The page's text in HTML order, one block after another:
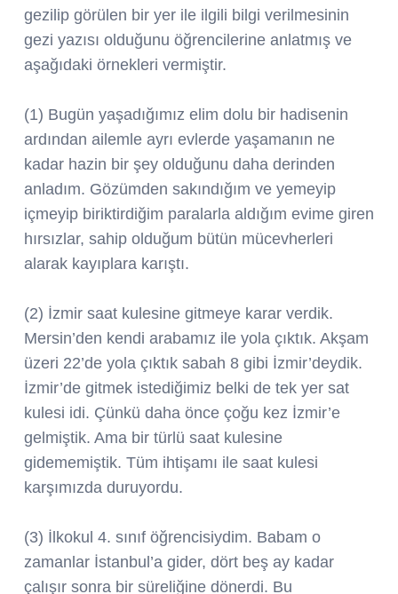
gezilip görülen bir yer ile ilgili bilgi verilmesinin
gezi yazısı olduğunu öğrencilerine anlatmış ve
aşağıdaki örnekleri vermiştir.
(1) Bugün yaşadığımız elim dolu bir hadisenin
ardından ailemle ayrı evlerde yaşamanın ne
kadar hazin bir şey olduğunu daha derinden
anladım. Gözümden sakındığım ve yemeyip
içmeyip biriktirdiğim paralarla aldığım evime giren
hırsızlar, sahip olduğum bütün mücevherleri
alarak kayıplara karıştı.
(2) İzmir saat kulesine gitmeye karar verdik.
Mersin’den kendi arabamız ile yola çıktık. Akşam
üzeri 22’de yola çıktık sabah 8 gibi İzmir’deydik.
İzmir’de gitmek istediğimiz belki de tek yer sat
kulesi idi. Çünkü daha önce çoğu kez İzmir’e
gelmiştik. Ama bir türlü saat kulesine
gidememiştik. Tüm ihtişamı ile saat kulesi
karşımızda duruyordu.
(3) İlkokul 4. sınıf öğrencisiydim. Babam o
zamanlar İstanbul’a gider, dört beş ay kadar
çalışır sonra bir süreliğine dönerdi. Bu